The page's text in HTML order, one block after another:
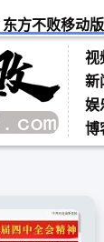
东方不败移动版
视
新
娱
博